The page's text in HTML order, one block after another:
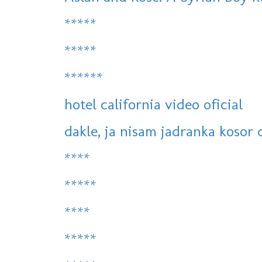
*****
*****
******
hotel california video oficial
dakle, ja nisam jadranka kosor
****
*****
****
*****